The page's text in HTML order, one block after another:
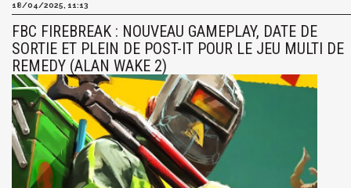
18/04/2025, 11:13
FBC FIREBREAK : NOUVEAU GAMEPLAY, DATE DE
SORTIE ET PLEIN DE POST-IT POUR LE JEU MULTI DE
REMEDY (ALAN WAKE 2)